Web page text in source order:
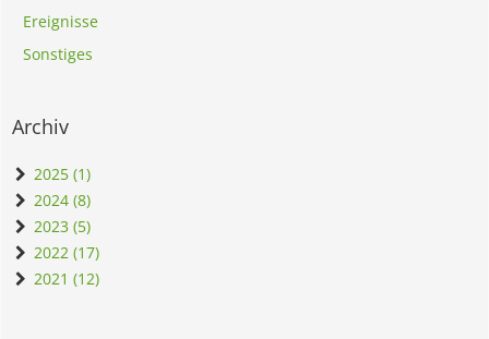
Ereignisse
Sonstiges
Archiv
2025 (1)
2024 (8)
2023 (5)
2022 (17)
2021 (12)